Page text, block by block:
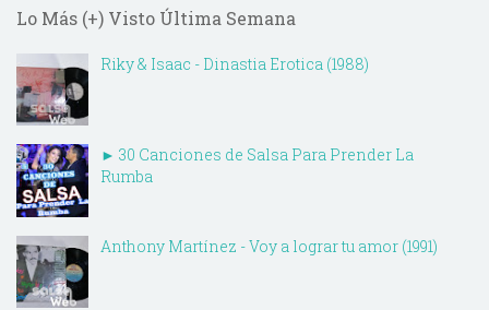
Lo Más (+) Visto Última Semana
Riky & Isaac - Dinastia Erotica (1988)
► 30 Canciones de Salsa Para Prender La
Rumba
Anthony Martínez - Voy a lograr tu amor (1991)